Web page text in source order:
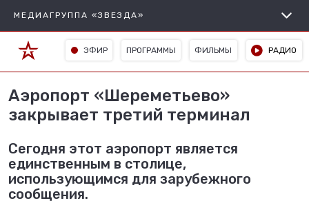
МЕДИАГРУППА «ЗВЕЗДА»
ЭФИР ПРОГРАММЫ ФИЛЬМЫ РАДИО
Аэропорт «Шереметьево»
закрывает третий терминал
Сегодня этот аэропорт является
единственным в столице,
использующимся для зарубежного
сообщения.